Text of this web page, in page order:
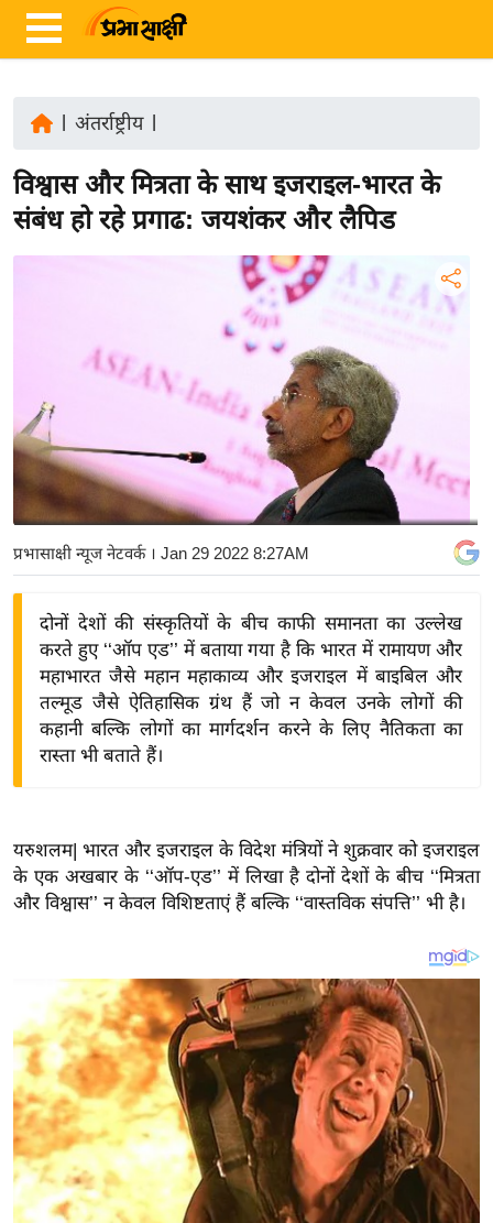
ज़ा
ख
अं
त
र्रा
ष्ट्री
य
बि
ज़
द्यो
वि
शे
ष
ब
ज
ट
खे
ल
क्रि
के
अंतर्राष्ट्रीय|
विश्वास और मित्रता के साथ इजराइल-भारत के
संबंध हो रहे प्रगाढ: जयशंकर और लैपिड
प्रभासाक्षी न्यूज नेटवर्क। Jan 29 2022 8:27AM
दोनों देशों की संस्कृतियों के बीच काफी समानता का उल्लेख
करते हुए ‘‘ऑप एड’’ में बताया गया है कि भारत में रामायण और
महाभारत जैसे महान महाकाव्य और इजराइल में बाइबिल और
तल्मूड जैसे ऐतिहासिक ग्रंथ हैं जो न केवल उनके लोगों की
कहानी बल्कि लोगों का मार्गदर्शन करने के लिए नैतिकता का
रास्ता भी बताते हैं।
यरुशलम| भारत और इजराइल के विदेश मंत्रियों ने शुक्रवार को इजराइल
के एक अखबार के ‘‘ऑप-एड’’ में लिखा है दोनों देशों के बीच ‘‘मित्रता
और विश्वास’’ न केवल विशिष्टताएं हैं बल्कि ‘‘वास्तविक संपत्ति’’ भी है।